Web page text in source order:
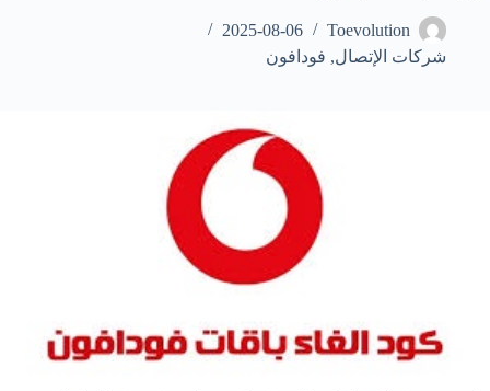
Toevolution
2025-08-06
شركات الإتصال, فودافون